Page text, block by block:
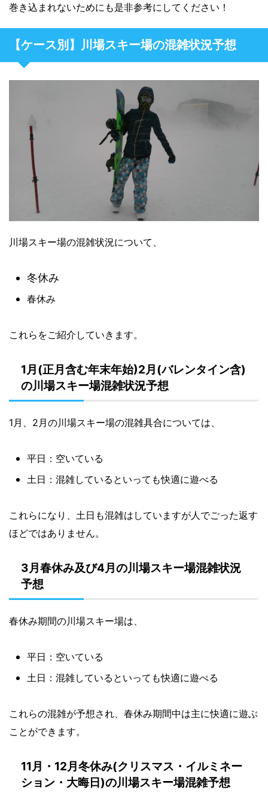
巻き込まれないためにも是非参考にしてください！
【ケース別】川場スキー場の混雑状況予想
川場スキー場の混雑状況について、
冬休み
春休み
これらをご紹介していきます。
1月(正月含む年末年始)2月(バレンタイン含)
の川場スキー場混雑状況予想
1月、2月の川場スキー場の混雑具合については、
平日：空いている
土日：混雑しているといっても快適に遊べる
これらになり、土日も混雑はしていますが人でごった返す
ほどではありません。
3月春休み及び4月の川場スキー場混雑状況
予想
春休み期間の川場スキー場は、
平日：空いている
土日：混雑しているといっても快適に遊べる
これらの混雑が予想され、春休み期間中は主に快適に遊ぶ
ことができます。
11月・12月冬休み(クリスマス・イルミネー
ション・大晦日)の川場スキー場混雑予想